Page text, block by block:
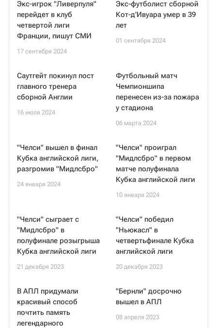
Экс-игрок "Ливерпуля"
перейдет в клуб
четвертой лиги
Франции, пишут СМИ
17 сентября 2024
Экс-футболист сборной
Кот-д'Ивуара умер в 39
лет
01 сентября 2024
Саутгейт покинул пост
главного тренера
сборной Англии
16 июля 2024
Футбольный матч
Чемпионшипа
перенесен из-за пожара
у стадиона
06 марта 2024
"Челси" вышел в финал
Кубка английской лиги,
разгромив "Мидлсбро"
24 января 2024
"Челси" проиграл
"Мидлсбро" в первом
матче полуфинала
Кубка английской лиги
10 января 2024
"Челси" сыграет с
"Мидлсбро" в
полуфинале розыгрыша
Кубка английской лиги
21 декабря 2023
"Челси" победил
"Ньюкасл" в
четвертьфинале Кубка
английской лиги
20 декабря 2023
В АПЛ придумали
красивый способ
почтить память
легендарного
"Бернли" досрочно
вышел в АПЛ
08 апреля 2023